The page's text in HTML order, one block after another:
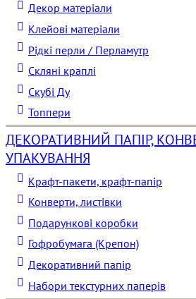
Декор матеріали
Клейові матеріали
Рідкі перли / Перламутр
Скляні краплі
Скубі Ду
Топпери
ДЕКОРАТИВНИЙ ПАПІР,
УПАКУВАННЯ
Крафт-пакети, крафт-папір
Конверти, листівки
Подарункові коробки
Гофробумага (Крепон)
Декоративний папір
Набори текстурних паперів